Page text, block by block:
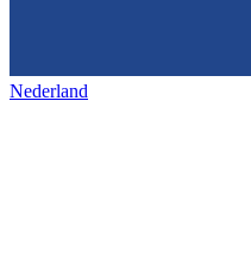
Nederland